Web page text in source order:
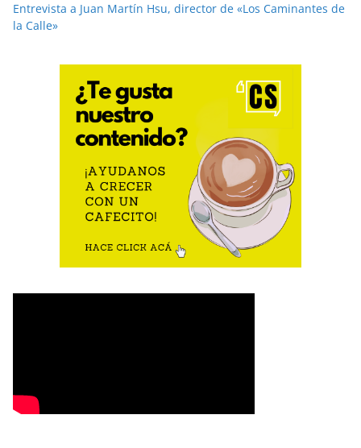
Entrevista a Juan Martín Hsu, director de «Los Caminantes de
la Calle»